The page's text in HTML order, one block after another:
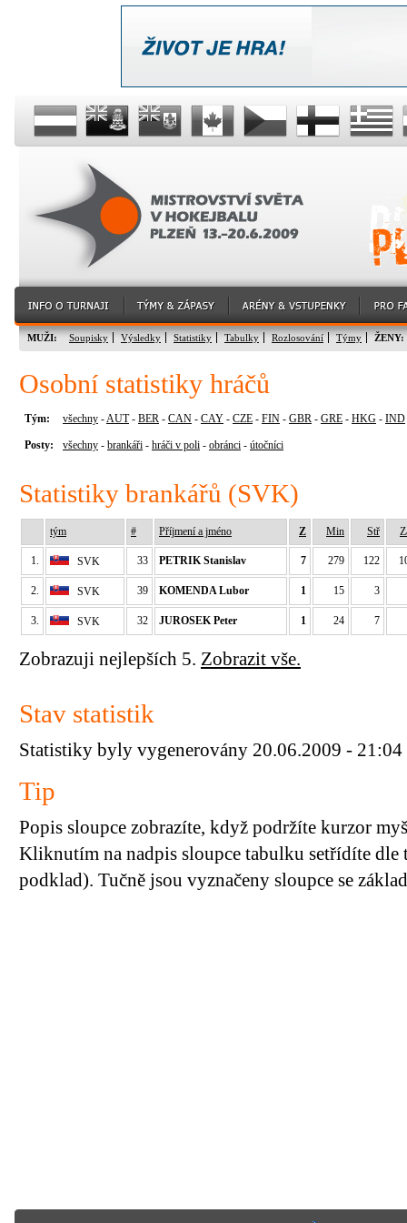
MUŽI: Soupisky Výsledky Statistiky Tabulky Rozlosování Týmy ŽENY:
Osobní statistiky hráčů
Tým: všechny -AUT- BER - CAN - CAY - CZE - FIN - GBR - GRE - HKG - IND
Posty: všechny - brankáři - hráči v poli - obránci - útočníci
Statistiky brankářů (SVK)
tým # Příjmení a jméno Z Min Stř
1. SVK 33 PETRIK Stanislav 7 279 122
2. SVK 39 KOMENDA Lubor 1 15 3
3. SVK 32 JUROSEK Peter 1 24 7
Zobrazuji nejlepších 5. Zobrazit vše.
Stav statistik
Statistiky byly vygenerovány 20.06.2009 - 21:04
Tip
Popis sloupce zobrazíte, když podržíte kurzor
Kliknutím na nadpis sloupce tabulku setřídíte dle
podklad). Tučně jsou vyznačeny sloupce se